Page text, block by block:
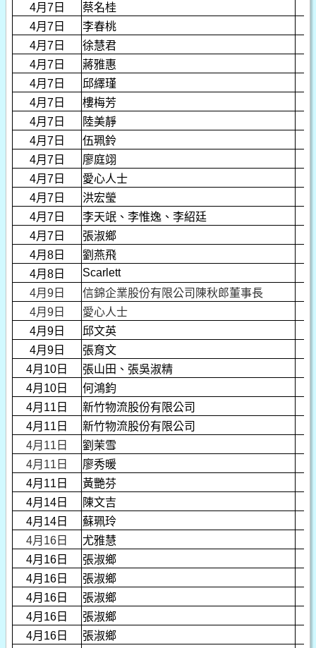
4月7日
蔡名桂
4月7日
李春桃
4月7日
徐慧君
4月7日
蔣雅惠
4月7日
邱繹瑾
4月7日
樓梅芳
4月7日
陸美靜
4月7日
伍珮鈴
4月7日
廖庭翊
4月7日
愛心人士
4月7日
洪宏瑩
4月7日
李天䇇、李惟逸、李紹廷
4月7日
張淑鄉
4月8日
劉燕飛
4月8日
Scarlett
4月9日
信錦企業股份有限公司陳秋郎董事長
4月9日
愛心人士
4月9日
邱文英
4月9日
張育文
4月10日
張山田、張吳淑精
4月10日
何鴻鈞
4月11日
新竹物流股份有限公司
4月11日
新竹物流股份有限公司
4月11日
劉茉雪
4月11日
廖秀暖
4月11日
黃艷芬
4月14日
陳文吉
4月14日
蘇珮玲
4月16日
尤雅慧
4月16日
張淑鄉
4月16日
張淑鄉
4月16日
張淑鄉
4月16日
張淑鄉
4月16日
張淑鄉